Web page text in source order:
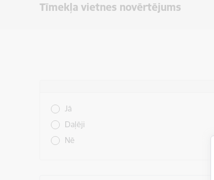
Tīmekļa vietnes novērtējums
Jā
Daļēji
Nē